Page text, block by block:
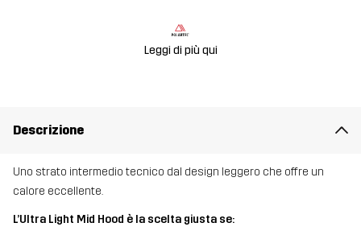
Leggi di più qui
Descrizione
Uno strato intermedio tecnico dal design leggero che offre un
calore eccellente.
L’Ultra Light Mid Hood è la scelta giusta se: